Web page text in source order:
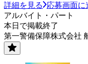
詳細を見る
応募画面に
アルバイト・パート
本日で掲載終了
第一警備保障株式会社